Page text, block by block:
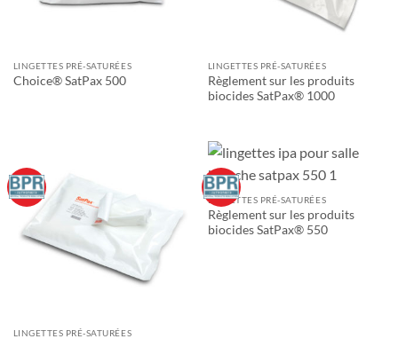
LINGETTES PRÉ-SATURÉES
Choice® SatPax 500
LINGETTES PRÉ-SATURÉES
Règlement sur les produits
biocides SatPax® 1000
LINGETTES PRÉ-SATURÉES
LINGETTES PRÉ-SATURÉES
Règlement sur les produits
biocides SatPax® 550